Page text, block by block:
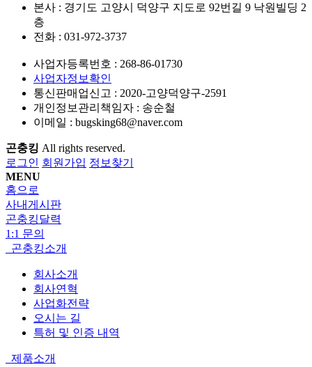
본사 : 경기도 고양시 덕양구 지도로 92번길 9 낙원빌딩 2
층
전화 : 031-972-3737
사업자등록번호 : 268-86-01730
사업자정보확인
통신판매업신고 : 2020-고양덕양구-2591
개인정보관리책임자 : 송순철
이메일 : bugsking68@naver.com
곤충킹 All rights reserved.
로그인 회원가입 정보찾기
MENU
홈으로
사내게시판
곤충킹달력
1:1 문의
곤충킹소개
회사소개
회사연혁
사업화전략
오시는 길
특허 및 인증 내역
제품소개